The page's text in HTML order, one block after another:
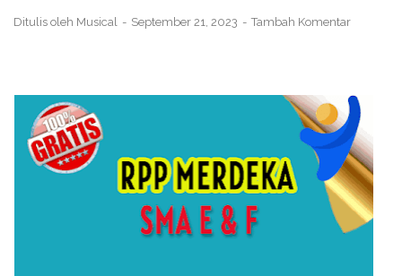
Ditulis oleh Musical September 21, 2023 Tambah Komentar